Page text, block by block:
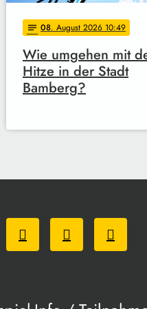
notes 08. August 2026 10:49
Wie umgehen mit
Hitze in der Stadt
Bamberg?